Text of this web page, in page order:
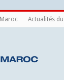
Maroc Actualités